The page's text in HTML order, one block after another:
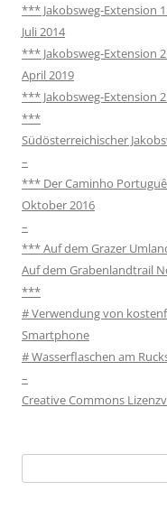
*** Jakobsweg-Extension
Juli 2014
*** Jakobsweg-Extension
April 2019
*** Jakobsweg-Extension
***
Südösterreichischer
–
*** Der Caminho
Oktober 2016
–
*** Auf dem Grazer
Auf dem Grabenlandtrail
***
# Verwendung von
Smartphone
# Wasserflaschen am
–
Creative Commons
nach: